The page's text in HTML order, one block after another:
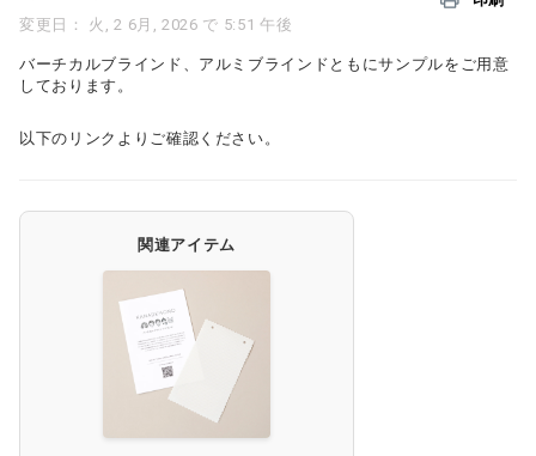
変更日： 火, 2 6月, 2026 で 5:51 午後
バーチカルブラインド、アルミブラインドともにサンプルをご用意
しております。
以下のリンクよりご確認ください。
関連アイテム